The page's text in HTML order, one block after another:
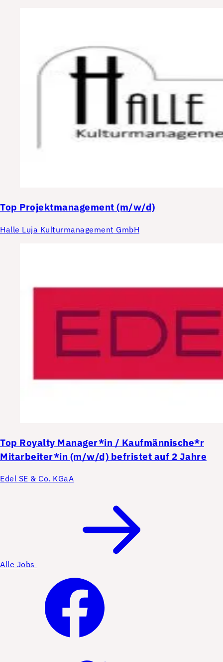
Top Projektmanagement (m/w/d)
Halle Luja Kulturmanagement GmbH
Top Royalty Manager*in / Kaufmännische*r
Mitarbeiter*in (m/w/d) befristet auf 2 Jahre
Edel SE & Co. KGaA
Alle Jobs